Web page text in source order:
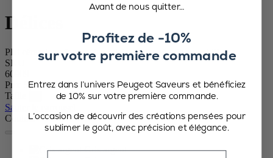
Délices
Plat céramique four rectangulaire festonné gris argent 31 cm
SKU
60909
Prix Spécial 19,00 € Prix catalogue 31,90 €
Taille
Sauter le carrousel
Couleur
Gris argent
Avant de nous quitter…
Profitez de -10%
sur votre première commande
Entrez dans l’univers Peugeot Saveurs et bénéficiez
de 10% sur votre première commande.
L’occasion de découvrir des créations pensées pour
sublimer le goût, avec précision et élégance.